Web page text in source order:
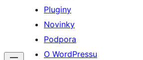
Pluginy
Novinky
Podpora
O WordPressu